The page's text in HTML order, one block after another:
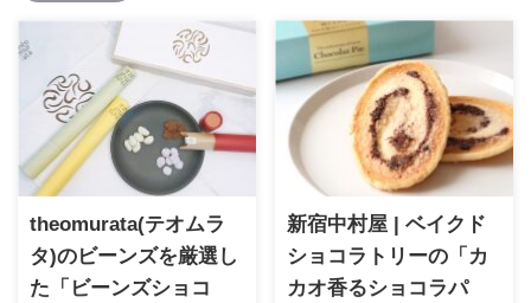
theomurata(テオムラ
タ)のビーンズを厳選し
た「ビーンズショコ
新宿中村屋 | ベイクド
ショコラトリーの「カ
カオ香るショコラパ